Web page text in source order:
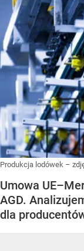
Produkcja lodówek –
Umowa
AGD.
dla